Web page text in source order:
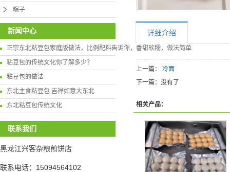
粽子
新闻中心
正宗东北粘豆包家庭版做法，比例配料告诉你，香甜软糯，做法简单
粘豆包的传统文化你了解多少？
粘豆包的做法
东北主食粘豆包 吉祥如意大东北
东北粘豆包传统文化
联系我们
黑龙江兴客杂粮煎饼店
联系电话：15094564102
详细介绍
上一篇： 冷面
下一篇：没有了
相关产品：